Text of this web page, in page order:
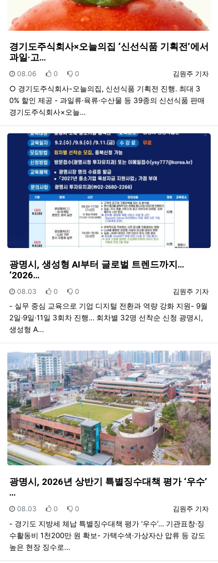
경기도주식회사×오늘의집 ‘신선식품 기획전’에서
과일·고…
등록자
김원주 기자
등록일
08.06 추천
0 비추천
0
○ 경기도주식회사-오늘의집, 신선식품 기획전 진행. 최대 3
0% 할인 제공 - 과일류·육류·수산물 등 39종의 신선식품 판매
경기도주식회사×오늘…
광명시, 생성형 AI부터 글로벌 트렌드까지…
‘2026…
등록자
김원주 기자
등록일
08.03 추천
0 비추천
0
- 실무 중심 교육으로 기업 디지털 전환과 역량 강화 지원- 9월
2일·9일·11일 3회차 진행… 회차별 32명 선착순 신청 광명시,
생성형 A…
광명시, 2026년 상반기 특별징수대책 평가 ‘우수’
…
등록자
김원주 기자
등록일
08.03 추천
0 비추천
0
- 경기도 지방세 체납 특별징수대책 평가 ‘우수’… 기관표창·징
수활동비 1천200만 원 확보- 가택수색·가상자산 압류 등 강도
높은 현장 징수로…